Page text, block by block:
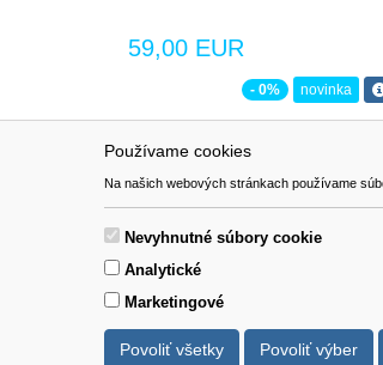
Používame cookies
Na našich webových stránkach používame
Nevyhnutné súbory cookie
Analytické
Marketingové
Povoliť všetky Povoliť výber
59,00 EUR
- 0% novinka
Pomoc
Kontakt